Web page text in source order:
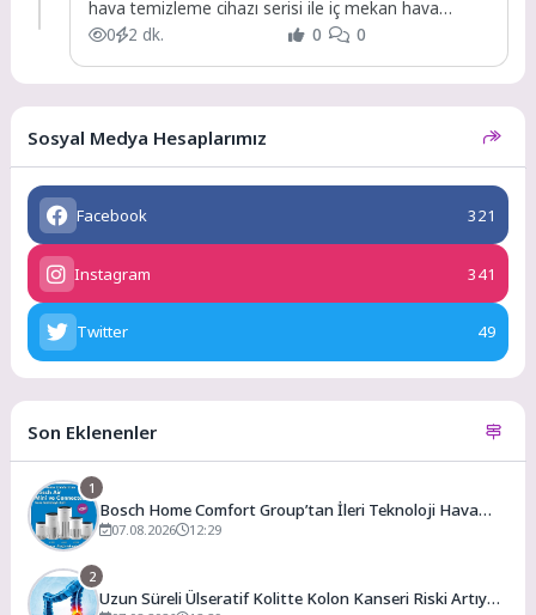
hava temizleme cihazı serisi ile iç mekan hava
kalitesini standartların...
0 2 dk. 0 0
Sosyal Medya Hesaplarımız
Facebook 321
Instagram 341
Twitter 49
Son Eklenenler
1
Bosch Home Comfort Group’tan İleri Teknoloji Hava
Temizleme Cihazları
07.08.2026 12:29
2
Uzun Süreli Ülseratif Kolitte Kolon Kanseri Riski Artıyor